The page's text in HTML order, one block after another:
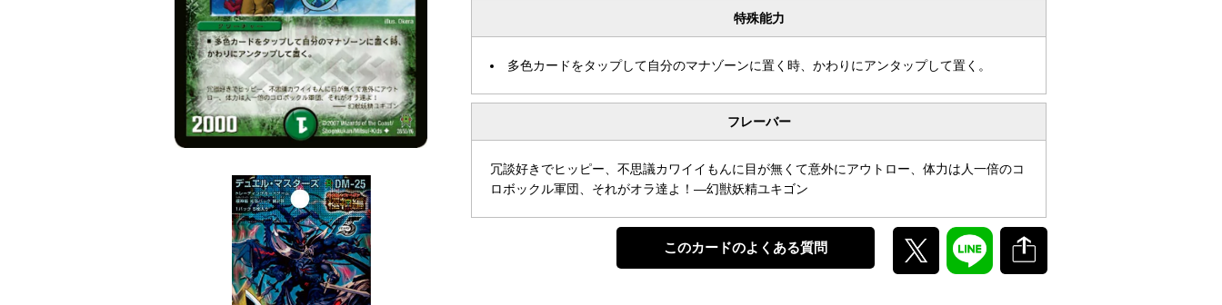
特殊能力
多色カードをタップして自分のマナゾーンに置く時、かわりにアンタップして置く。
フレーバー
冗談好きでヒッピー、不思議カワイイもんに目が無くて意外にアウトロー、体力は人一倍のコ
ロボックル軍団、それがオラ達よ！―幻獣妖精ユキゴン
このカードのよくある質問